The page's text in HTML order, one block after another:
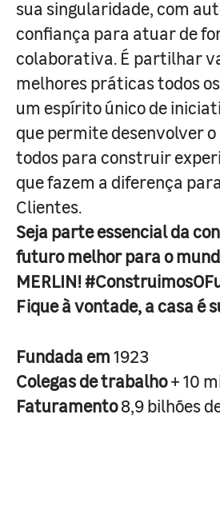
sua singularidade, com
confiança para atuar de
colaborativa. É partilhar
melhores práticas todos
um espírito único de
que permite desenvolver
todos para construir
que fazem a diferença
Clientes.
Seja parte essencial da
futuro melhor para o
MERLIN!
Fique à vontade, a casa é
Fundada em1923
Colegas de trabalho+ 10
Faturamento8,9 bilhões